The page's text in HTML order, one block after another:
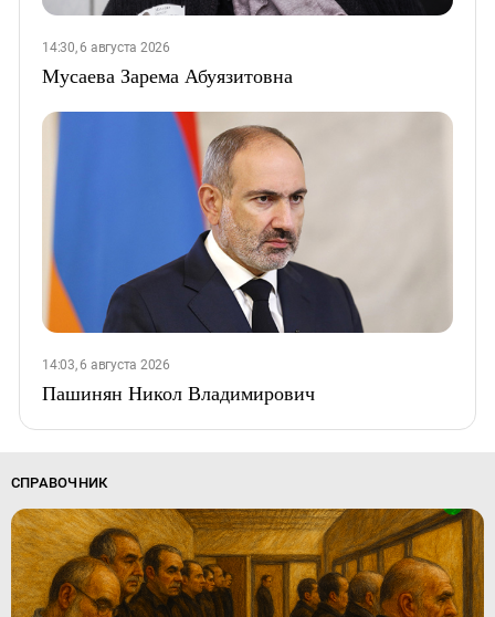
14:30, 6 августа 2026
Мусаева Зарема Абуязитовна
14:03, 6 августа 2026
Пашинян Никол Владимирович
СПРАВОЧНИК